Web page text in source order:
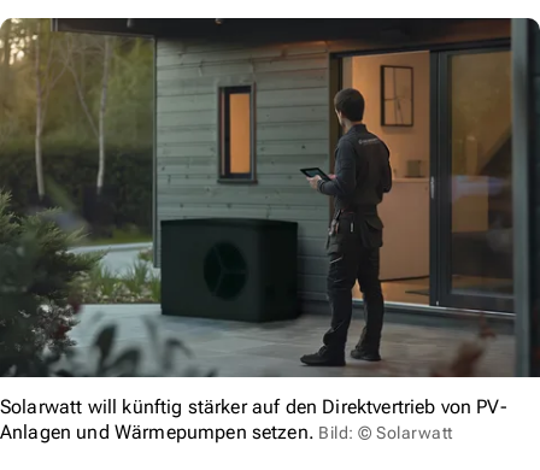
Solarwatt will künftig stärker auf den Direktvertrieb von PV-
Anlagen und Wärmepumpen setzen. Bild: © Solarwatt